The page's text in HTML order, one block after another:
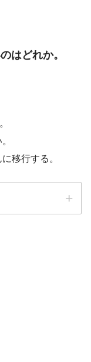
」
はどれか。
移行する。